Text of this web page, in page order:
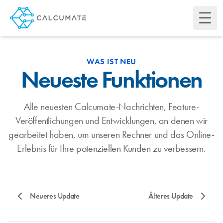
WAS IST NEU
Neueste Funktionen
Alle neuesten Calcumate-Nachrichten, Feature-
Veröffentlichungen und Entwicklungen, an denen wir
gearbeitet haben, um unseren Rechner und das Online-
Erlebnis für Ihre potenziellen Kunden zu verbessern.
Neueres Update Älteres Update